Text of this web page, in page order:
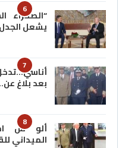
6
“الصحراء
يشعل
7
بعد بلاغ
8
ألو س
الميداني